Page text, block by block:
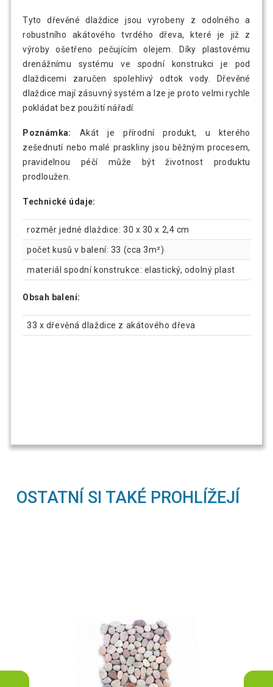
Tyto dřevěné dlaždice jsou vyrobeny z odolného a
robustního akátového tvrdého dřeva, které je již z
výroby ošetřeno pečujícím olejem. Díky plastovému
drenážnímu systému ve spodní konstrukci je pod
dlaždicemi zaručen spolehlivý odtok vody. Dřevěné
dlaždice mají zásuvný systém a lze je proto velmi rychle
pokládat bez použití nářadí.
Poznámka:
Akát je přírodní produkt, u kterého
zešednutí nebo malé praskliny jsou běžným procesem,
pravidelnou péčí může být životnost produktu
prodloužen.
Technické údaje:
rozměr jedné dlaždice: 30 x 30 x 2,4 cm
počet kusů v balení: 33 (cca 3m²)
materiál spodní konstrukce: elastický, odolný plast
Obsah balení:
33 x dřevěná dlaždice z akátového dřeva
OSTATNÍ SI TAKÉ PROHLÍŽEJÍ